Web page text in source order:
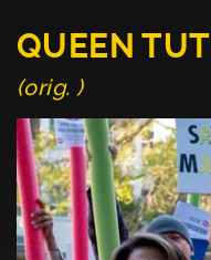
QUEEN TUT
(orig. )